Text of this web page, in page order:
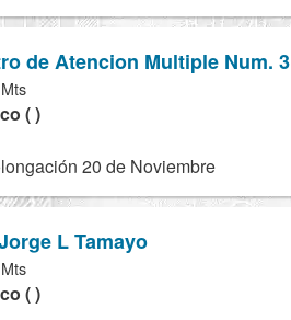
de Atencion Multiple Num. 3
( )
20 de Noviembre
L Tamayo
( )